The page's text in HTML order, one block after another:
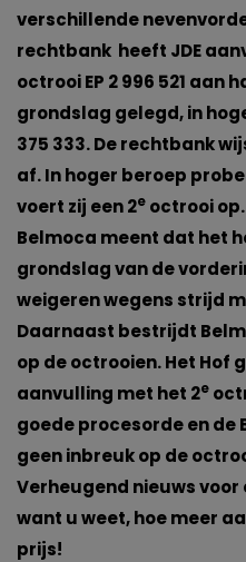
verschillende
rechtbank heeft JDE
octrooi EP 2 996 521 aan
grondslag gelegd, in
375 333. De rechtbank
af. In hoger beroep
voert zij een 2e octrooi op.
Belmoca meent dat het
grondslag van de
weigeren wegens strijd
Daarnaast bestrijdt
op de octrooien. Het Hof
aanvulling met het 2e
goede procesorde en de
geen inbreuk op de
Verheugend nieuws
want u weet, hoe meer
prijs!